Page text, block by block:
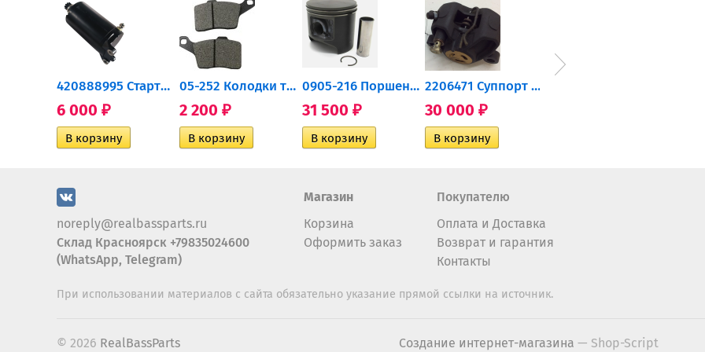
420888995 Стартер для...
6 000 ₽
05-252 Колодки тормозные...
2 200 ₽
0905-216 Поршень Arctic Cat...
31 500 ₽
2206471 Суппорт тормозной...
30 000 ₽
noreply@realbassparts.ru
Склад Красноярск +79835024600
(WhatsApp, Telegram)
Магазин
Корзина
Оформить заказ
Покупателю
Оплата и Доставка
Возврат и гарантия
Контакты
При использовании материалов с сайта обязательно указание прямой ссылки на источник.
© 2026 RealBassParts Создание интернет-магазина — Shop-Script